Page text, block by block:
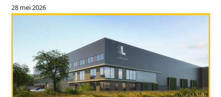
28 mei 2026